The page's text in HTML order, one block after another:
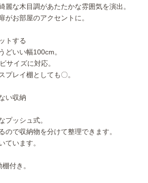
麗な木目調があたたかな雰囲気を演出。
がお部屋のアクセントに。
トする
どいい幅100cm。
サイズに対応。
プレイ棚としても〇。
い収納
プッシュ式。
ので収納物を分けて整理できます。
ています。
付き。